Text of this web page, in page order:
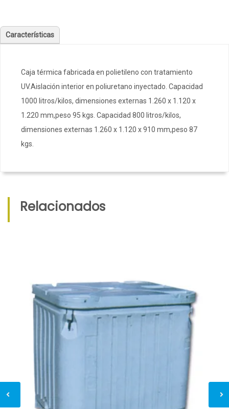
Características
Caja térmica fabricada en polietileno con tratamiento
UV.Aislación interior en poliuretano inyectado. Capacidad
1000 litros/kilos, dimensiones externas 1.260 x 1.120 x
1.220 mm,peso 95 kgs. Capacidad 800 litros/kilos,
dimensiones externas 1.260 x 1.120 x 910 mm,peso 87
kgs.
Relacionados